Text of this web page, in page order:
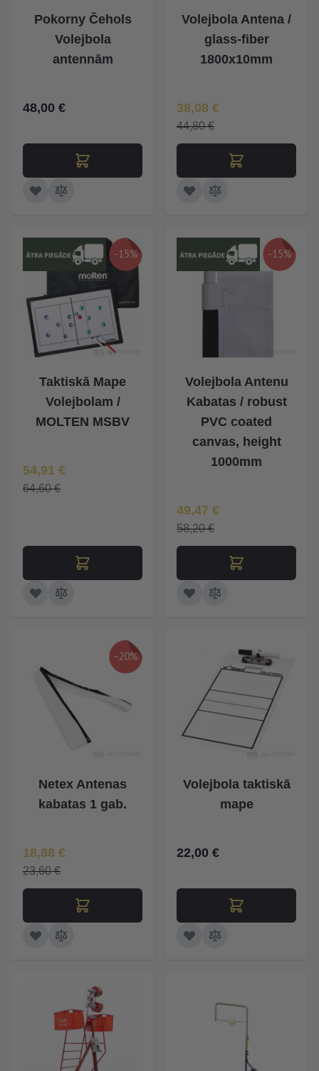
Pokorny Čehols
Volejbola
antennām
48,00 €
Volejbola Antena /
glass-fiber
1800x10mm
Īpaša Cena
38,08 €
44,80 €
-15%
Taktiskā Mape
Volejbolam /
MOLTEN MSBV
Īpaša Cena
54,91 €
64,60 €
-15%
Volejbola Antenu
Kabatas / robust
PVC coated
canvas, height
1000mm
Īpaša Cena
49,47 €
58,20 €
-20%
Netex Antenas
kabatas 1 gab.
Īpaša Cena
18,88 €
23,60 €
Volejbola taktiskā
mape
22,00 €